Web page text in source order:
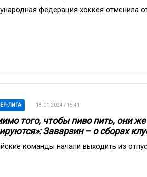
федерация хоккея отменила
ЛИГА 18.01.2024 / 15:41
того, чтобы пиво пить, они
Заварзин – о сборах
команды начали выходить из